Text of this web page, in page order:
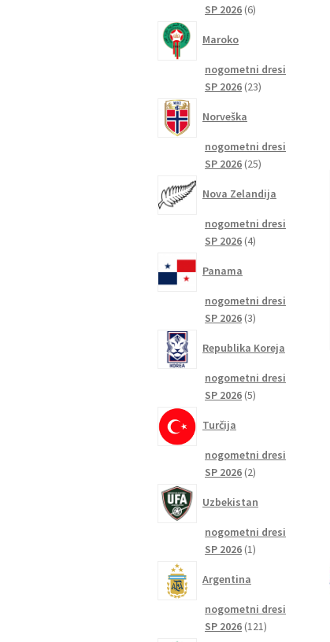
SP 2026 66
Maroko
nogometni dresi
SP 2026 2323
Norveška
nogometni dresi
SP 2026 2525
Nova Zelandija
nogometni dresi
SP 2026 44
Panama
nogometni dresi
SP 2026 33
Republika Koreja
nogometni dresi
SP 2026 55
Turčija
nogometni dresi
SP 2026 22
Uzbekistan
nogometni dresi
SP 2026 11
Argentina
nogometni dresi
SP 2026 121121